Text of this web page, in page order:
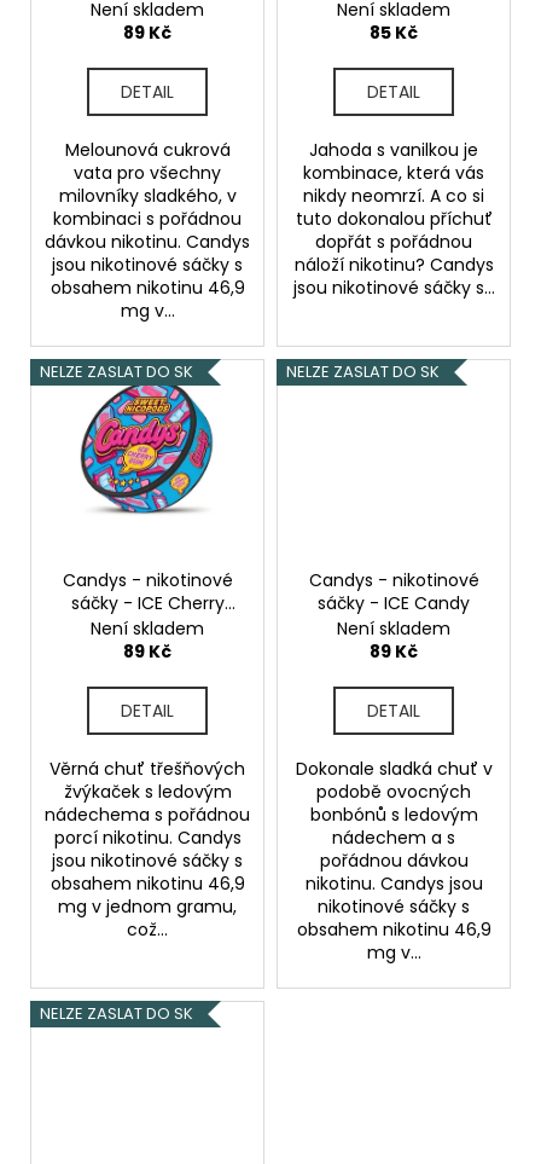
Candy
Není skladem
89 Kč
DETAIL
Melounová cukrová
vata pro všechny
milovníky sladkého, v
kombinaci s pořádnou
dávkou nikotinu. Candys
jsou nikotinové sáčky s
obsahem nikotinu 46,9
mg v...
Vanilla Candy
Není skladem
85 Kč
DETAIL
Jahoda s vanilkou je
kombinace, která vás
nikdy neomrzí. A co si
tuto dokonalou příchuť
dopřát s pořádnou
náloží nikotinu? Candys
jsou nikotinové sáčky s...
NELZE ZASLAT DO SK
Candys - nikotinové
sáčky - ICE Cherry
Gum
Není skladem
89 Kč
DETAIL
Věrná chuť třešňových
žvýkaček s ledovým
nádechema s pořádnou
porcí nikotinu. Candys
jsou nikotinové sáčky s
obsahem nikotinu 46,9
mg v jednom gramu,
což...
NELZE ZASLAT DO SK
Candys - nikotinové
sáčky - ICE Candy
Není skladem
89 Kč
DETAIL
Dokonale sladká chuť v
podobě ovocných
bonbónů s ledovým
nádechem a s
pořádnou dávkou
nikotinu. Candys jsou
nikotinové sáčky s
obsahem nikotinu 46,9
mg v...
NELZE ZASLAT DO SK
HLEDAT
D
ATOMIZER
0,5
OHM
49